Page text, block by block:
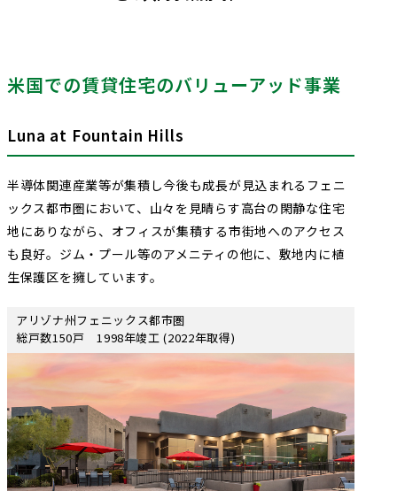
米国での賃貸住宅のバリューアッド事業
Luna at Fountain Hills
半導体関連産業等が集積し今後も成長が見込まれるフェニ
ックス都市圏において、山々を見晴らす高台の閑静な住宅
地にありながら、オフィスが集積する市街地へのアクセス
も良好。ジム・プール等のアメニティの他に、敷地内に植
生保護区を擁しています。
アリゾナ州フェニックス都市圏
総戸数150戸 1998年竣工 (2022年取得)